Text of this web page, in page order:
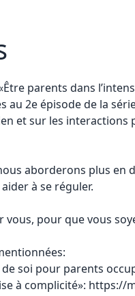
parents dans
au 2e épisode de la
et sur les interactions
aborderons plus en
à se réguler.
vous, pour que vous
de soi pour parents
à complicité»: https://